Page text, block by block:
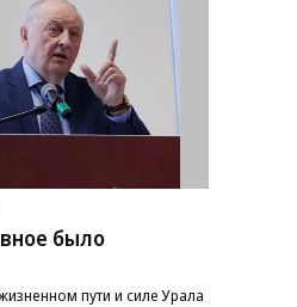
было
пути и силе Урала